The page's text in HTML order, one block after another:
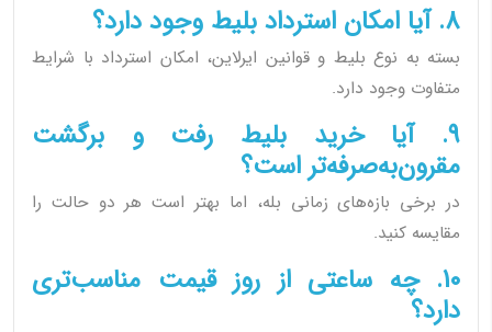
8. آیا امکان استرداد بلیط وجود دارد؟
بسته به نوع بلیط و قوانین ایرلاین، امکان استرداد با شرایط
متفاوت وجود دارد.
9. آیا خرید بلیط رفت و برگشت
مقرون‌به‌صرفه‌تر است؟
در برخی بازه‌های زمانی بله، اما بهتر است هر دو حالت را
مقایسه کنید.
10. چه ساعتی از روز قیمت مناسب‌تری
دارد؟